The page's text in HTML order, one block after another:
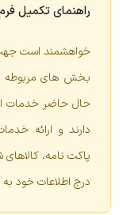
راهنمای تکمیل
خواهشمند است جهت
بخش های مربوطه
حال حاضر خدمات
دارند و ارائه
پاکت نامه،
درج اطلاعات خود به